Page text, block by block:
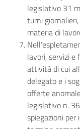
legislativo 31
turni
materia di
lavori, servizi
attività di cui
delegato e i
offerte
legislativo n.
spiegazioni